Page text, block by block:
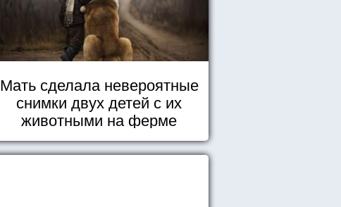
Мать сделала невероятные
снимки двух детей с их
животными на ферме